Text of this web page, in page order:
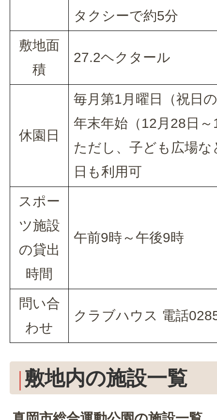
タクシーで約5分
敷地面
積
27.2ヘクタール
休園日
毎月第1月曜日（祝日
年末年始（12月28日
ただし、子ども広場
日も利用可
スポー
ツ施設
の貸出
時間
午前9時～午後9時
問い合
わせ
クラブハウス 電話
敷地内の施設一覧